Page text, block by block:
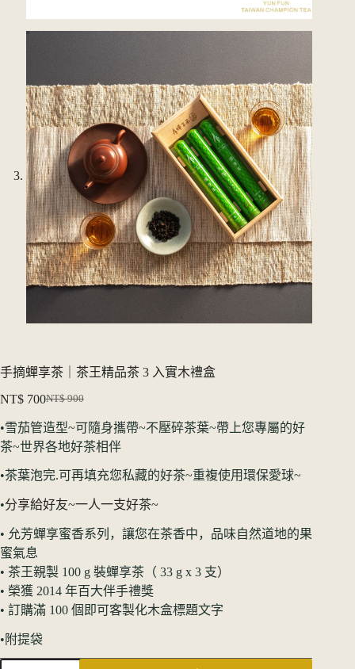
手摘蟬享茶｜茶王精品茶 3 入實木禮盒
NT$900
价
为：
NT$ 900。
NT$ 700
前
价
格
为：
NT$ 700。
•雪茄管造型~可隨身攜帶~不壓碎茶葉~帶上您專屬的好
茶~世界各地好茶相伴
•茶葉泡完.可再填充您私藏的好茶~重複使用環保愛球~
•分享給好友~一人一支好茶~
• 允芳蟬享蜜香系列，讓您在茶香中，品味自然道地的果
蜜氣息
• 茶王親製 100 g 裝蟬享茶（ 33 g x 3 支）
• 榮獲 2014 年百大伴手禮獎
• 訂購滿 100 個即可客製化木盒標題文字
•附提袋